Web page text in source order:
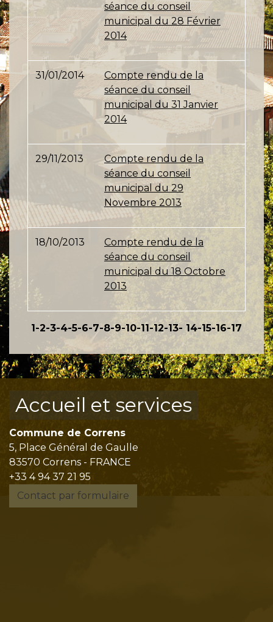
séance du conseil
municipal du 28 Février
2014
31/01/2014
Compte rendu de la
séance du conseil
municipal du 31 Janvier
2014
29/11/2013
Compte rendu de la
séance du conseil
municipal du 29
Novembre 2013
18/10/2013
Compte rendu de la
séance du conseil
municipal du 18 Octobre
2013
1-2-3-4-5-6-7-8-9-10-11-12-13- 14-15-16-17
Accueil et services
Commune de Correns
5, Place Général de Gaulle
83570 Correns - FRANCE
+33 4 94 37 21 95
Contact par formulaire